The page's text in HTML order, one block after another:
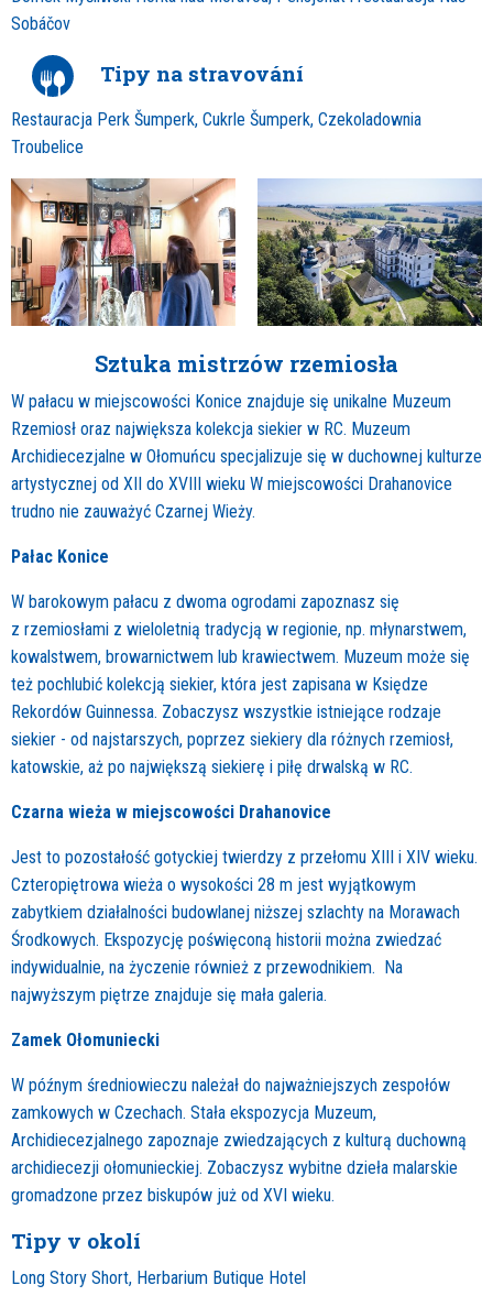
Sobáčov
Tipy na stravování
Restauracja Perk Šumperk, Cukrle Šumperk, Czekoladownia
Troubelice
Sztuka mistrzów rzemiosła
W pałacu w miejscowości Konice znajduje się unikalne Muzeum
Rzemiosł oraz największa kolekcja siekier w RC. Muzeum
Archidiecezjalne w Ołomuńcu specjalizuje się w duchownej kulturze
artystycznej od XII do XVIII wieku W miejscowości Drahanovice
trudno nie zauważyć Czarnej Wieży.
Pałac Konice
W barokowym pałacu z dwoma ogrodami zapoznasz się
z rzemiosłami z wieloletnią tradycją w regionie, np. młynarstwem,
kowalstwem, browarnictwem lub krawiectwem. Muzeum może się
też pochlubić kolekcją siekier, która jest zapisana w Księdze
Rekordów Guinnessa. Zobaczysz wszystkie istniejące rodzaje
siekier - od najstarszych, poprzez siekiery dla różnych rzemiosł,
katowskie, aż po największą siekierę i piłę drwalską w RC.
Czarna wieża w miejscowości Drahanovice
Jest to pozostałość gotyckiej twierdzy z przełomu XIII i XIV wieku.
Czteropiętrowa wieża o wysokości 28 m jest wyjątkowym
zabytkiem działalności budowlanej niższej szlachty na Morawach
Środkowych. Ekspozycję poświęconą historii można zwiedzać
indywidualnie, na życzenie również z przewodnikiem. Na
najwyższym piętrze znajduje się mała galeria.
Zamek Ołomuniecki
W późnym średniowieczu należał do najważniejszych zespołów
zamkowych w Czechach. Stała ekspozycja Muzeum,
Archidiecezjalnego zapoznaje zwiedzających z kulturą duchowną
archidiecezji ołomunieckiej. Zobaczysz wybitne dzieła malarskie
gromadzone przez biskupów już od XVI wieku.
Tipy v okolí
Long Story Short, Herbarium Butique Hotel